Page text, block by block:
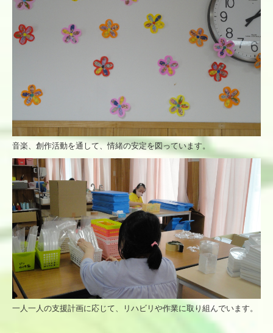
音楽、創作活動を通して、情緒の安定を図っています。
一人一人の支援計画に応じて、リハビリや作業に取り組んでいます。